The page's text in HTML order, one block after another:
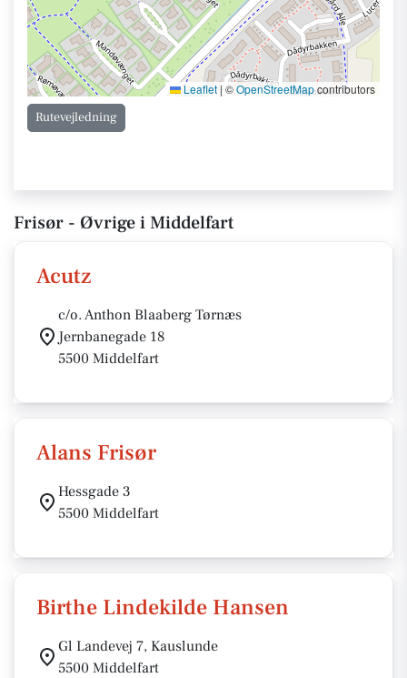
Leaflet | ©OpenStreetMapcontributors
Rutevejledning
Frisør - Øvrige i Middelfart
Acutz
c/o. Anthon Blaaberg Tørnæs
Jernbanegade 18
5500 Middelfart
Alans Frisør
Hessgade 3
5500 Middelfart
Birthe Lindekilde Hansen
Gl Landevej 7, Kauslunde
5500 Middelfart